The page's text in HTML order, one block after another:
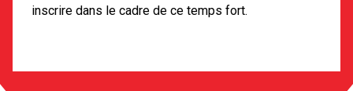
inscrire dans le cadre de ce temps fort.